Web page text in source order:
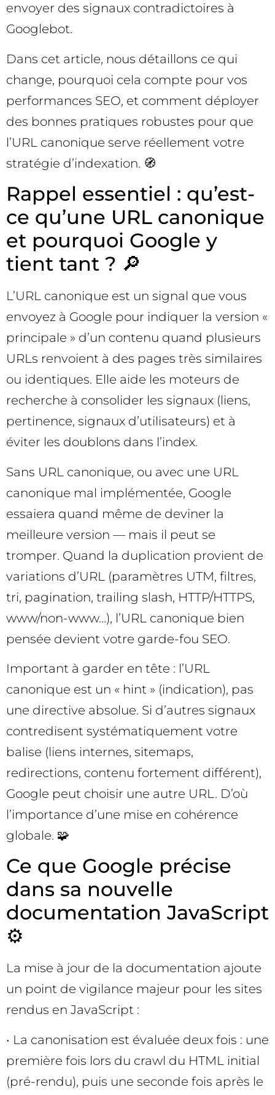
envoyer des signaux contradictoires à
Googlebot.
Dans cet article, nous détaillons ce qui
change, pourquoi cela compte pour vos
performances SEO, et comment déployer
des bonnes pratiques robustes pour que
l’URL canonique serve réellement votre
stratégie d’indexation. 🧭
Rappel essentiel : qu’est-
ce qu’une URL canonique
et pourquoi Google y
tient tant ? 🔎
L’URL canonique est un signal que vous
envoyez à Google pour indiquer la version «
principale » d’un contenu quand plusieurs
URLs renvoient à des pages très similaires
ou identiques. Elle aide les moteurs de
recherche à consolider les signaux (liens,
pertinence, signaux d’utilisateurs) et à
éviter les doublons dans l’index.
Sans URL canonique, ou avec une URL
canonique mal implémentée, Google
essaiera quand même de deviner la
meilleure version — mais il peut se
tromper. Quand la duplication provient de
variations d’URL (paramètres UTM, filtres,
tri, pagination, trailing slash, HTTP/HTTPS,
www/non-www…), l’URL canonique bien
pensée devient votre garde-fou SEO.
Important à garder en tête : l’URL
canonique est un « hint » (indication), pas
une directive absolue. Si d’autres signaux
contredisent systématiquement votre
balise (liens internes, sitemaps,
redirections, contenu fortement différent),
Google peut choisir une autre URL. D’où
l’importance d’une mise en cohérence
globale. 🧩
Ce que Google précise
dans sa nouvelle
documentation JavaScript
⚙️
La mise à jour de la documentation ajoute
un point de vigilance majeur pour les sites
rendus en JavaScript :
• La canonisation est évaluée deux fois : une
première fois lors du crawl du HTML initial
(pré-rendu), puis une seconde fois après le